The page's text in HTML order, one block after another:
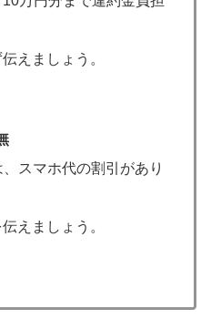
えましょう。
スマホ代の割引があり
えましょう。